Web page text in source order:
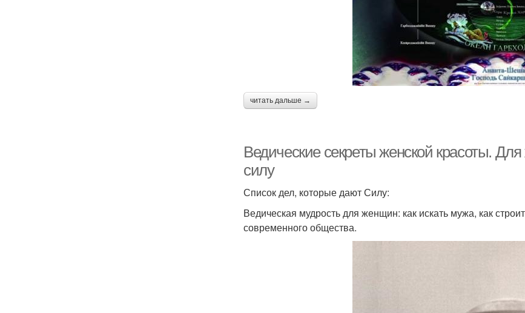
читать дальше →
Ведические секреты женской красоты.
силу
Список дел, которые дают Силу:
Ведическая мудрость для женщин: как искать мужа, как
современного общества.